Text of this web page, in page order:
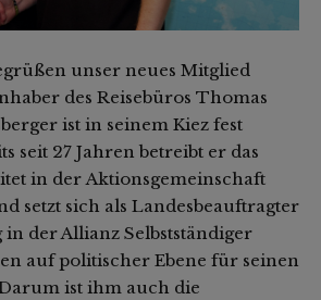
unser neues Mitglied
des Reisebüros Thomas
ist in seinem Kiez fest
seit 27 Jahren betreibt er das
in der Aktionsgemeinschaft
setzt sich als Landesbeauftragter
der Allianz Selbstständiger
auf politischer Ebene für seinen
ist ihm auch die